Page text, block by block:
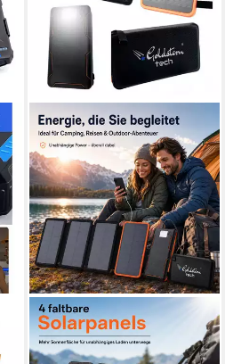
GOLDSTERN-TECH
SolarPower 38K Solar
Powerbank 15W